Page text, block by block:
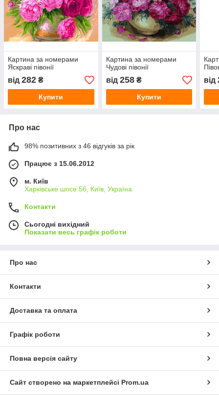
Картина за номерами
Яскраві півонії
від 282 ₴
Купити
Картина за номерами
Чудові півонії
від 258₴
Купити
від
Про нас
98% позитивних з 46 відгуків за рік
Працює з 15.06.2012
м. Київ
Харківське шосе 56, Київ, Україна
Контакти
Сьогодні вихідний
Показати весь графік роботи
Про нас
Контакти
Доставка та оплата
Графік роботи
Повна версія сайту
Сайт створено на маркетплейсі Prom.ua